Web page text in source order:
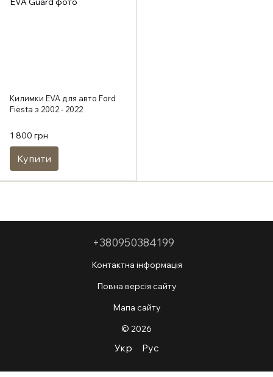
Килимки EVA для авто Ford
Fiesta з 2002 - 2022
1 800 грн
Купити
+380950384199
Контактна інформація
Повна версія сайту
Мапа сайту
© 2026
Укр Рус